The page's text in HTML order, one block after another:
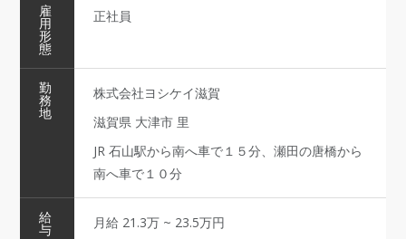
雇
用
形
態
正社員
勤
務
地
株式会社ヨシケイ滋賀
滋賀県 大津市 里
JR 石山駅から南へ車で１５分、瀬田の唐橋から
南へ車で１０分
給
与 月給 21.3万 ~ 23.5万円